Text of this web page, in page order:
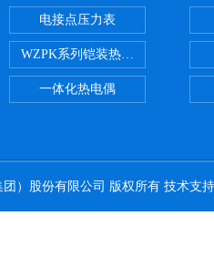
电接点压力表
WZPK系列铠装热电阻
一体化热电偶
）股份有限公司 版权所有 技术支